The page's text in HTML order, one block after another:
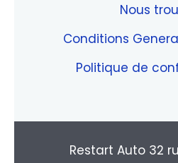
Nous
Conditions
Politique de
Restart Auto 32